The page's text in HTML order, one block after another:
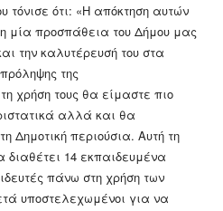
τόνισε ότι: «Η απόκτηση αυτών
μία προσπάθεια του Δήμου μας
την καλυτέρευσή του στα
της
χρήση τους θα είμαστε πιο
αλλά και θα
Δημοτική περιούσια. Αυτή τη
διαθέτει 14 εκπαιδευμένα
πάνω στη χρήση των
υποστελεχωμένοι για να